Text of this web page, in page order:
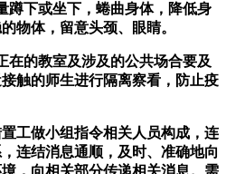
下或坐下，蜷曲身体，降低身
物体，留意头颈、眼睛。
的教室及涉及的公共场合要及
触的师生进行隔离察看，防止疫
做小组指令相关人员构成，连
连结消息通顺，及时、准确地向
，向相关部分传递相关消息。需